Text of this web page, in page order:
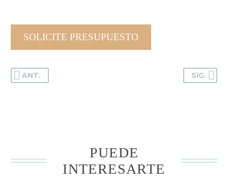
SOLICITE PRESUPUESTO
ANT. SIG.
PUEDE
INTERESARTE